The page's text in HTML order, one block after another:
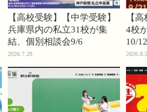
【高校受験】【中学受験】
兵庫県内の私立31校が集
結、個別相談会9/6
2026.7.28
【
4校
10/12
2026.8.5